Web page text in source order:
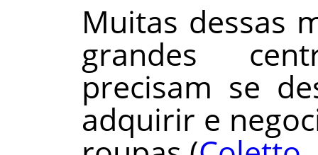
Muitas dessas
grandes
precisam se
adquirir e